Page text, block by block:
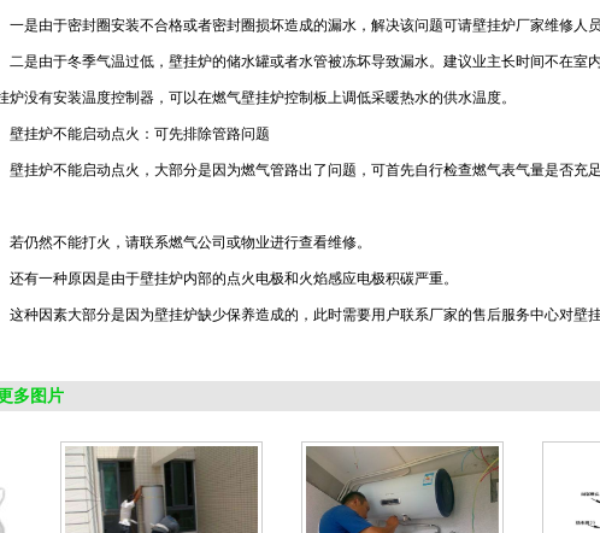
是由于密封圈安装不合格或者密封圈损坏造成的漏水，解决该问题可请壁挂炉厂家维修人
是由于冬季气温过低，壁挂炉的储水罐或者水管被冻坏导致漏水。建议业主长时间不在室
炉没有安装温度控制器，可以在燃气壁挂炉控制板上调低采暖热水的供水温度。
挂炉不能启动点火：可先排除管路问题
挂炉不能启动点火，大部分是因为燃气管路出了问题，可首先自行检查燃气表气量是否充
仍然不能打火，请联系燃气公司或物业进行查看维修。
有一种原因是由于壁挂炉内部的点火电极和火焰感应电极积碳严重。
种因素大部分是因为壁挂炉缺少保养造成的，此时需要用户联系厂家的售后服务中心对壁
多图片